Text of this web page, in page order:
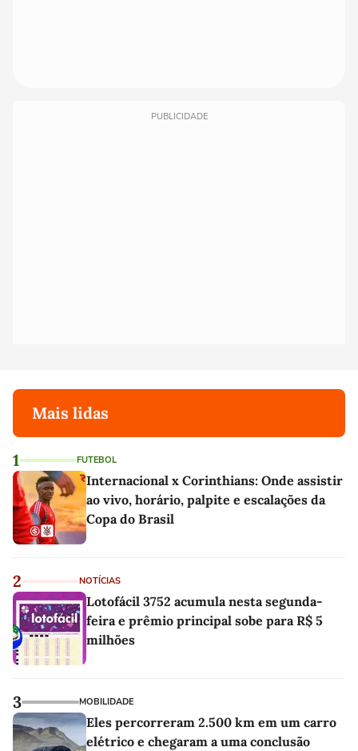
PUBLICIDADE
Mais lidas
1 FUTEBOL
Internacional x Corinthians: Onde assistir
ao vivo, horário, palpite e escalações da
Copa do Brasil
2 NOTÍCIAS
Lotofácil 3752 acumula nesta segunda-
feira e prêmio principal sobe para R$ 5
milhões
3 MOBILIDADE
Eles percorreram 2.500 km em um carro
elétrico e chegaram a uma conclusão